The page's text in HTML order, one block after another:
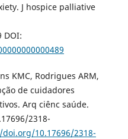
J hospice palliative
DOI:
KMC, Rodrigues ARM,
de cuidadores
Arq ciênc saúde.
2318-
10.17696/2318-